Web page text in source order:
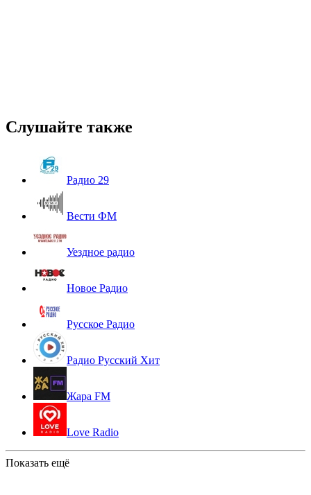
Слушайте также
Радио 29
Вести ФМ
Уездное радио
Новое Радио
Русское Радио
Радио Русский Хит
Жара FM
Love Radio
Показать ещё